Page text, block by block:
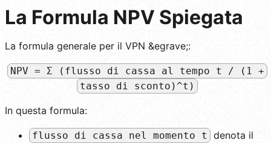
La Formula NPV Spiegata
La formula generale per il VPN &egrave;:
NPV = Σ (flusso di cassa al tempo t / (1 +
tasso di sconto)^t)
In questa formula:
flusso di cassa nel momento t
denota il